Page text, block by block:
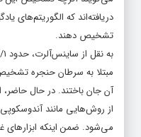
دریافته‌اند که الگوریتم‌های
تشخیص دهند.
آن جان باختند. در حال
از روش‌هایی مانند
می‌شود. ضمن اینکه ابزارهای